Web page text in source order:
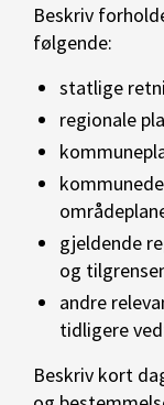
Beskriv
følgende:
statlige
regionale
gjeldende
og
andre
tidligere
Beskriv kort